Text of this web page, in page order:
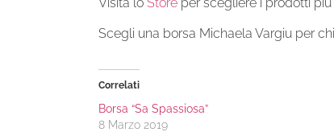
Scegli una borsa Michaela Vargiu per
Correlati
Borsa “Sa Spassiosa”
8 Marzo 2019